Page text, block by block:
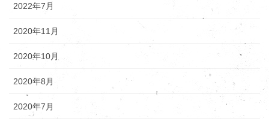
2022年7月
2020年11月
2020年10月
2020年8月
2020年7月